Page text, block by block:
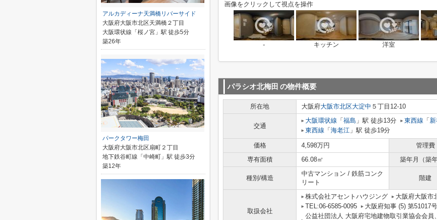
画像をクリックして視点を操作
- キッチン 洋室
パラシオ北梅田 の物件概要
所在地 大阪府大阪市北区大淀中 ５丁目12-10
交通
大阪環状線 「 福島 」駅 徒歩13分 東西線 「
東西線 「 海老江 」駅 徒歩19分
価格 4,598万円
管理費
専有面積
66.08㎡ 築年月（築
種別/構造
中古マンション / 鉄筋コンク
リート
階建
取扱会社
株式会社アセントハウジング
大阪府大阪市
TEL:06-6585-0095
大阪府知事 (5) 第51017号
公益社団法人 大阪府宅地建物取引業協会会
アルカディーナ天満橋リバーサイド
大阪府大阪市北区天満橋２丁目
大阪環状線「桜ノ宮」駅 徒歩5分
築26年
パークタワー梅田
大阪府大阪市北区扇町２丁目
地下鉄谷町線「中崎町」駅 徒歩3分
築12年